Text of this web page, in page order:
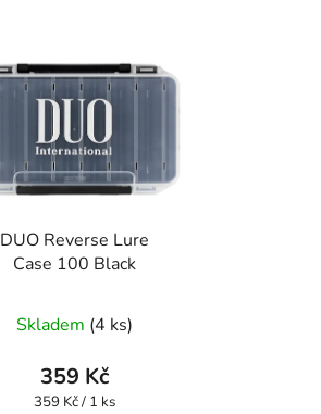
DUO Reverse Lure
Case 100 Black
Skladem (4 ks)
359 Kč
Měrná
359 Kč / 1 ks